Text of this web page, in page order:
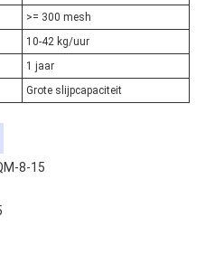
>= 300 mesh
10-42 kg/uur
1 jaar
Grote slijpcapaciteit
8-15